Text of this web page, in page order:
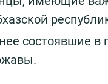
состоявшие в